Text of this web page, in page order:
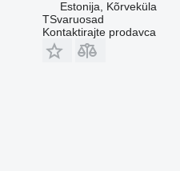
Estonija, Kõrveküla
TSvaruosad
Kontaktirajte prodavca